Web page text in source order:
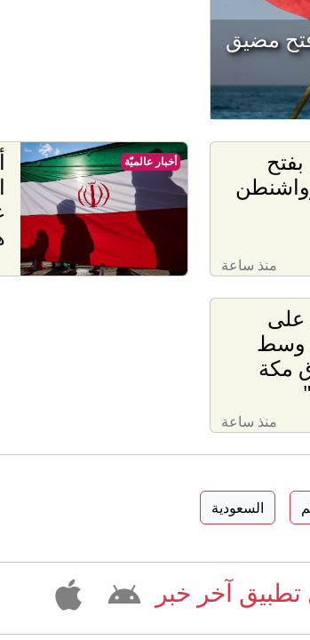
مضيق
منذ ساعة
أخبار عالميّة
على
وسط
مكة
منذ ساعة
السعودية
آخر خبر